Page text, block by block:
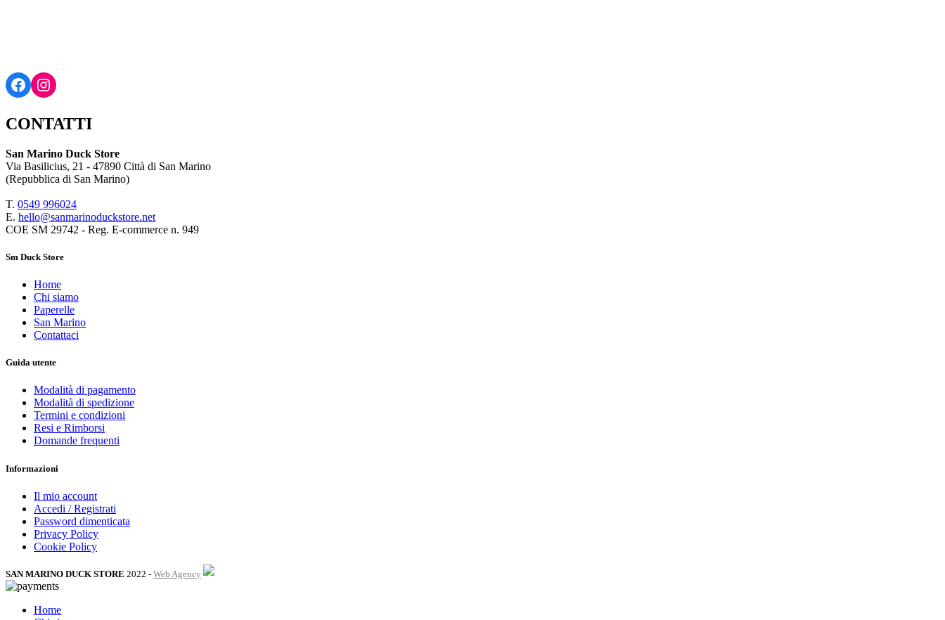
FacebookInstagram
CONTATTI
San Marino Duck Store
Via Basilicius, 21 - 47890 Città di San Marino
(Repubblica di San Marino)
T. 0549 996024
E. hello@sanmarinoduckstore.net
COE SM 29742 - Reg. E-commerce n. 949
Sm Duck Store
Home
Chi siamo
Paperelle
San Marino
Contattaci
Guida utente
Modalità di pagamento
Modalità di spedizione
Termini e condizioni
Resi e Rimborsi
Domande frequenti
Informazioni
Il mio account
Accedi / Registrati
Password dimenticata
Privacy Policy
Cookie Policy
SAN MARINO DUCK STORE 2022 - Web Agency
Home